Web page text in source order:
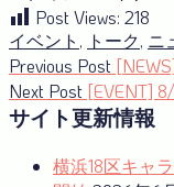
Post Views: 218
イベント , トーク, ニ
投
稿
ナ
ビ
Previous Post
post:
Next Post Next
post:
[EVENT]
サイト更新情報
横浜18区キャ